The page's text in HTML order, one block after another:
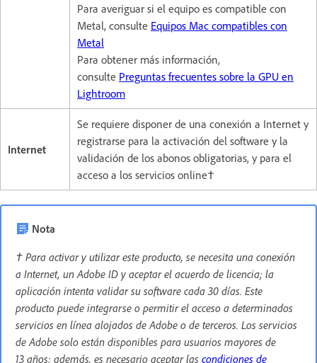
Para averiguar si el equipo es compatible con
Metal, consulte Equipos Mac compatibles con
Metal
Para obtener más información,
consulte Preguntas frecuentes sobre la GPU en
Lightroom
Internet
Se requiere disponer de una conexión a Internet y
registrarse para la activación del software y la
validación de los abonos obligatorias, y para el
acceso a los servicios online†
Nota
† Para activar y utilizar este producto, se necesita una conexión
a Internet, un Adobe ID y aceptar el acuerdo de licencia; la
aplicación intenta validar su software cada 30 días. Este
producto puede integrarse o permitir el acceso a determinados
servicios en línea alojados de Adobe o de terceros. Los servicios
de Adobe solo están disponibles para usuarios mayores de
13 años; además, es necesario aceptar las condiciones de